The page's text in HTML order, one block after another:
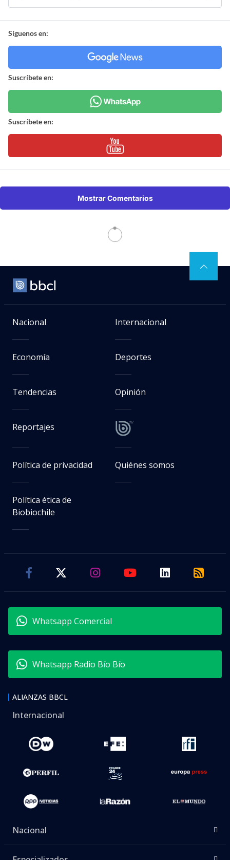
Síguenos en:
Suscríbete en:
Suscríbete en:
Mostrar Comentarios
Nacional Internacional
Economía Deportes
Tendencias Opinión
Reportajes
Política de privacidad Quiénes somos
Política ética de
Biobiochile
Whatsapp Comercial
Whatsapp Radio Bío Bío
ALIANZAS BBCL
Internacional
Nacional